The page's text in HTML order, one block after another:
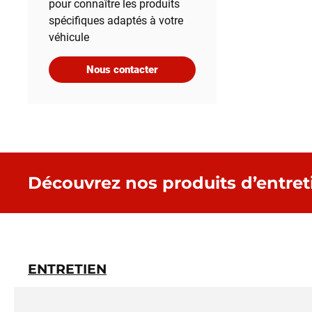
pour connaître les produits
spécifiques adaptés à votre
véhicule
Nous contacter
Découvrez nos produits
ENTRETIEN